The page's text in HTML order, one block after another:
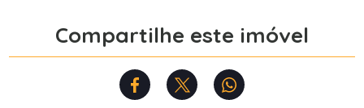
Compartilhe este imóvel